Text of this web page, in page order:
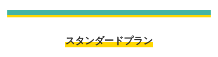
スタンダードプラン